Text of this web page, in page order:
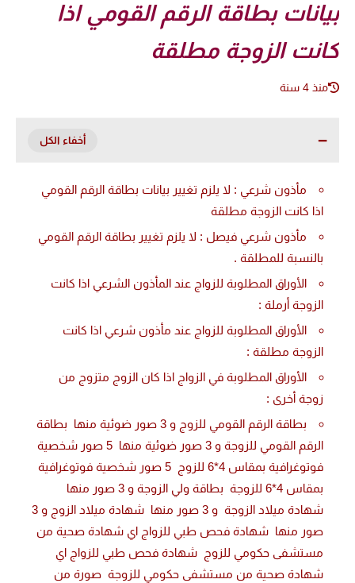
بطاقة الرقم القومي اذا
الزوجة مطلقة
منذ 4 سنة
مأذون شرعي : لا يلزم تغيير بيانات بطاقة الرقم القومي
اذا كانت الزوجة مطلقة
مأذون شرعي فيصل : لا يلزم تغيير بطاقة الرقم القومي
بالنسبة للمطلقة .
الأوراق المطلوبة للزواج عند المأذون الشرعي اذا كانت
الزوجة أرملة :
الأوراق المطلوبة للزواج عند مأذون شرعي اذا كانت
الزوجة مطلقة :
الأوراق المطلوبة في الزواج اذا كان الزوج متزوج من
زوجة أخرى :
بطاقة الرقم القومي للزوج و 3 صور ضوئية منها بطاقة
الرقم القومي للزوجة و 3 صور ضوئية منها 5 صور شخصية
فوتوغرافية بمقاس 4*6 للزوج 5 صور شخصية فوتوغرافية
بمقاس 4*6 للزوجة بطاقة ولي الزوجة و 3 صور منها
شهادة ميلاد الزوجة و 3 صور منها شهادة ميلاد الزوج و 3
صور منها شهادة فحص طبي للزواج اي شهادة صحية من
مستشفى حكومي للزوج شهادة فحص طبي للزواج اي
شهادة صحية من مستشفى حكومي للزوجة صورة من